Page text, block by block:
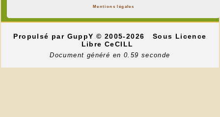
Mentions légales
Propulsé par GuppY© 2005-2026
Sous Licence
Libre CeCILL
Document généré en 0.59 seconde